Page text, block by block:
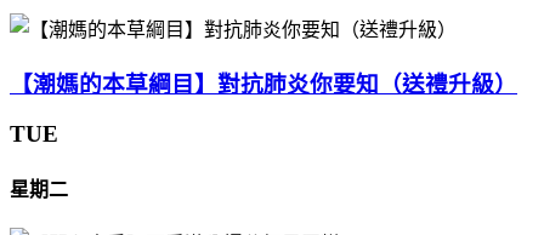
【潮媽的本草綱目】對抗肺炎你要知（送禮升級）
TUE
星期二